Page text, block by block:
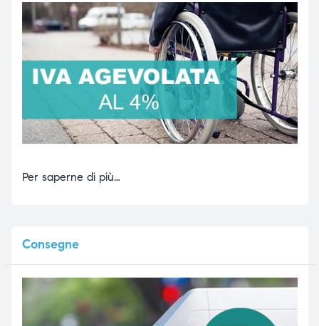
Per saperne di più…
Consegne